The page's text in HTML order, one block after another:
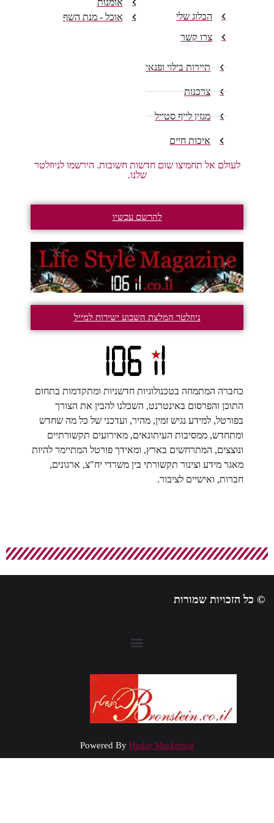
הבלוג שלי
צרו קשר
אוכל - מנת השף
תיירות בילוי ופנאי
צרכנות
מגזין לייף סטייל
איכות חיים
לעולם אל תחמיצו שום חדשות חשובות. הירשמו לניוזלטר
שלנו.
להרשם עכשיו
ניוזלטר המלצת השבוע ישירות למייל
כחברה המתמחה בטכנולוגיות חדשניות ומתקדמות בתחום
התוכן והפרסום באינטרנט, השכלנו להבין את הצורך
בפורטל, למידע נגיש זמין, מהיר, ועדכני של כל מה שחדש
ומתחדש, ממסיבות העיתונאים, מאירועים תקשורתיים
ונוצצים, המתרחשים בארץ, ומאידך פורטל המתיימר להיות
מאגר מידע וצינור תקשורתי בין משרדי יח"צ, ארגונים,
חברות, ואישיים לציבור.
כל הזכויות שמורות
Powered ByHadar Marketing